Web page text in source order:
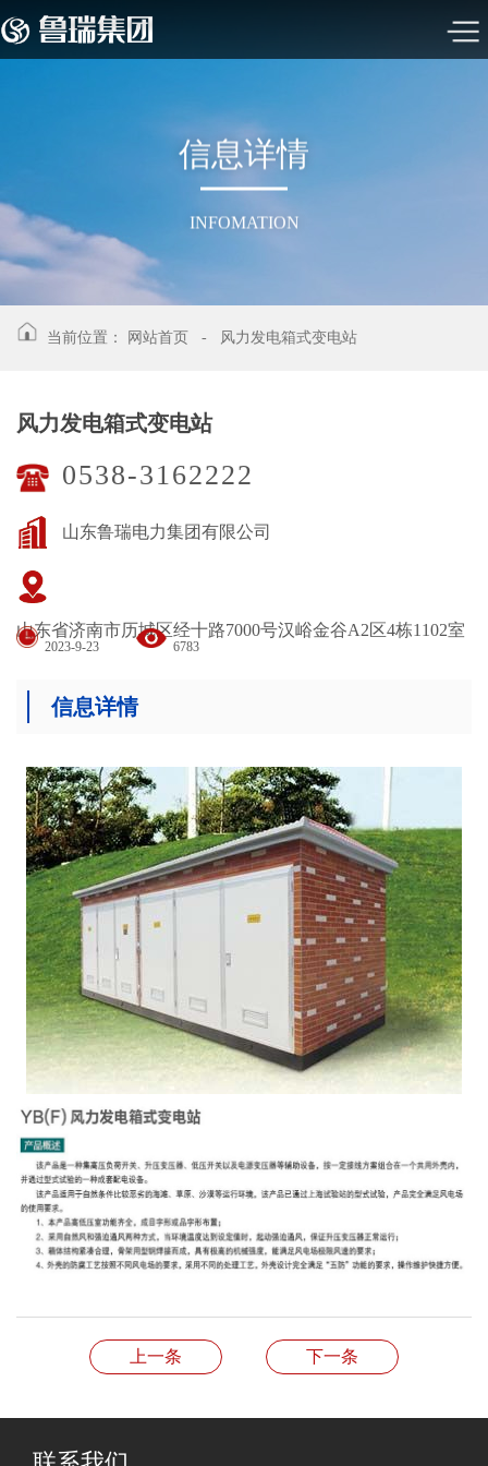
信息详情
INFOMATION
当前位置： 网站首页 - 风力发电箱式变电站
风力发电箱式变电站
0538-3162222
山东鲁瑞电力集团有限公司
山东省济南市历城区经十路7000号汉峪金谷A2区4栋1102室
2023-9-23 6783
信息详情
上一条 下一条